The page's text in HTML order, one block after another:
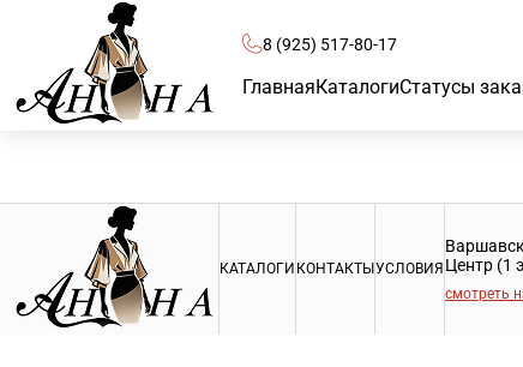
8 (925) 517-80-17
ГлавнаяКаталогиСтатусы
КАТАЛОГИ КОНТАКТЫ УСЛОВИЯ Центр (1
смотреть